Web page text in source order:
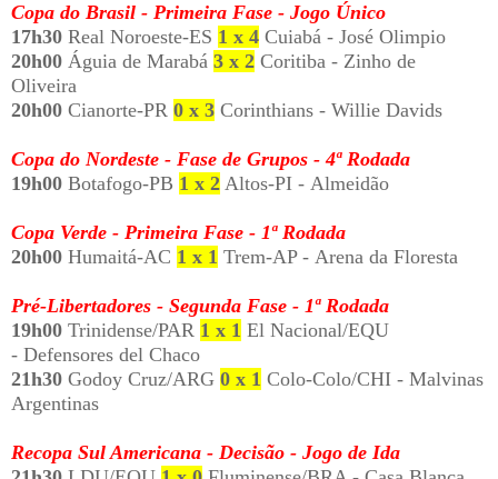
Copa do Brasil - Primeira Fase - Jogo Único
17h30 Real Noroeste-ES 1 x 4 Cuiabá - José Olimpio
20h00 Águia de Marabá 3 x 2 Coritiba - Zinho de
Oliveira
20h00 Cianorte-PR 0 x 3 Corinthians - Willie Davids
Copa do Nordeste - Fase de Grupos - 4ª Rodada
19h00 Botafogo-PB 1 x 2 Altos-PI - Almeidão
Copa Verde - Primeira Fase - 1ª Rodada
20h00 Humaitá-AC 1 x 1 Trem-AP - Arena da Floresta
Pré-Libertadores - Segunda Fase - 1ª Rodada
19h00 Trinidense/PAR 1 x 1 El Nacional/EQU
- Defensores del Chaco
21h30 Godoy Cruz/ARG 0 x 1 Colo-Colo/CHI - Malvinas
Argentinas
Recopa Sul Americana - Decisão - Jogo de Ida